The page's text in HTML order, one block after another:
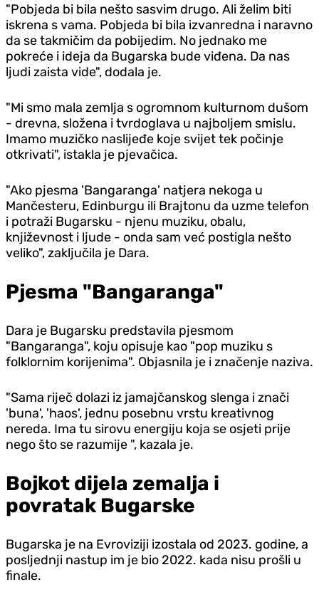
"Pobjeda bi bila nešto sasvim drugo. Ali želim biti
iskrena s vama. Pobjeda bi bila izvanredna i naravno
da se takmičim da pobijedim. No jednako me
pokreće i ideja da Bugarska bude viđena. Da nas
ljudi zaista vide", dodala je.
"Mi smo mala zemlja s ogromnom kulturnom dušom
- drevna, složena i tvrdoglava u najboljem smislu.
Imamo muzičko naslijeđe koje svijet tek počinje
otkrivati", istakla je pjevačica.
"Ako pjesma 'Bangaranga' natjera nekoga u
Mančesteru, Edinburgu ili Brajtonu da uzme telefon
i potraži Bugarsku - njenu muziku, obalu,
književnost i ljude - onda sam već postigla nešto
veliko", zaključila je Dara.
Pjesma "Bangaranga"
Dara je Bugarsku predstavila pjesmom
"Bangaranga", koju opisuje kao "pop muziku s
folklornim korijenima". Objasnila je i značenje naziva.
"Sama riječ dolazi iz jamajčanskog slenga i znači
'buna', 'haos', jednu posebnu vrstu kreativnog
nereda. Ima tu sirovu energiju koja se osjeti prije
nego što se razumije ", kazala je.
Bojkot dijela zemalja i
povratak Bugarske
Bugarska je na Evroviziji izostala od 2023. godine, a
posljednji nastup im je bio 2022. kada nisu prošli u
finale.